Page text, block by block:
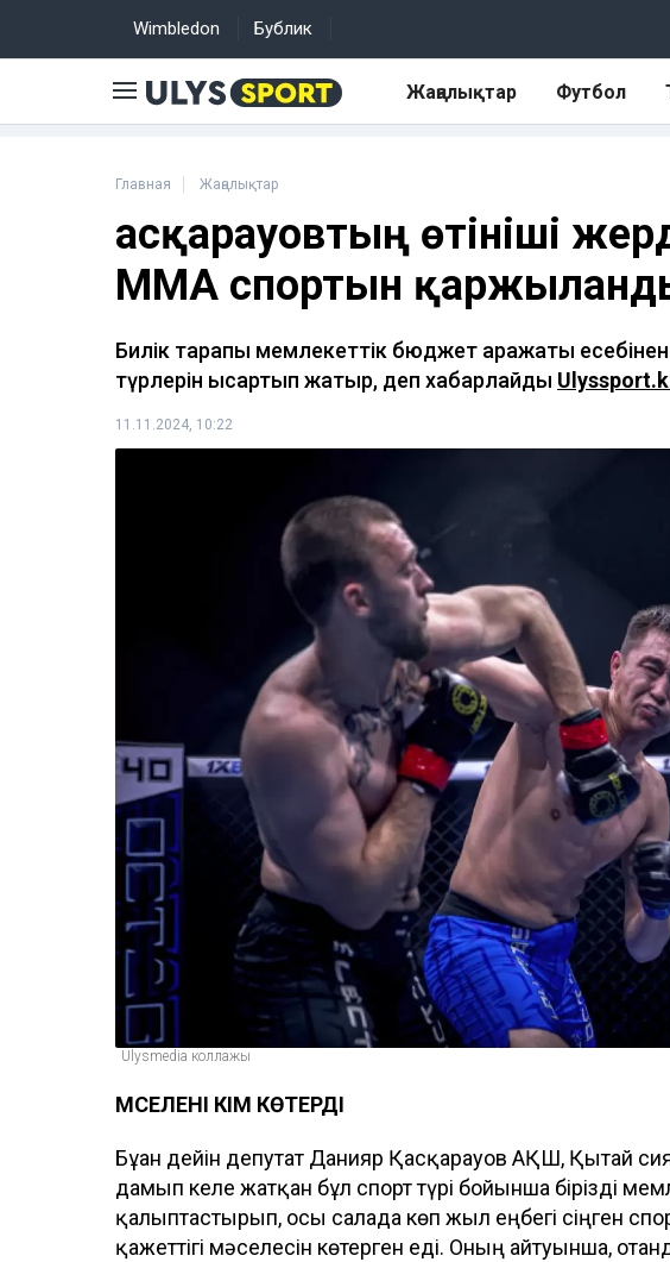
Wimbledon Бублик
Жаңалықтар Футбол
Главная Жаңалықтар
Қасқарауовтың өтініші
ММА спортын
Билік тарапы мемлекеттік бюджет қаражаты
түрлерін қысқартып жатыр, деп хабарлайды
11.11.2024, 10:22
Ulysmedia коллажы
МӘСЕЛЕНІ КІМ КӨТЕРДІ
Бұған дейін депутат Данияр Қасқарауов АҚШ, Қытай
дамып келе жатқан бұл спорт түрі бойынша бірізді
қалыптастырып, осы салада көп жыл еңбегі сіңген
қажеттігі мәселесін көтерген еді. Оның айтуынша,